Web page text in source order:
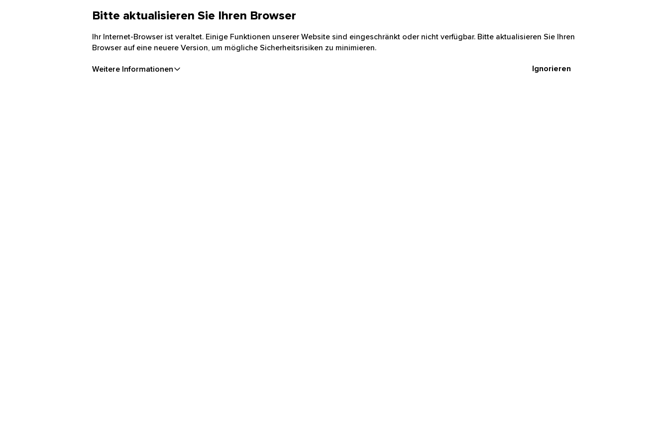
Bitte aktualisieren Sie Ihren Browser
Ihr Internet-Browser ist veraltet. Einige Funktionen unserer Website sind eingeschränkt oder nicht verfügbar. Bitte aktualisieren Sie Ihren
Browser auf eine neuere Version, um mögliche Sicherheitsrisiken zu minimieren.
Weitere Informationen Ignorieren